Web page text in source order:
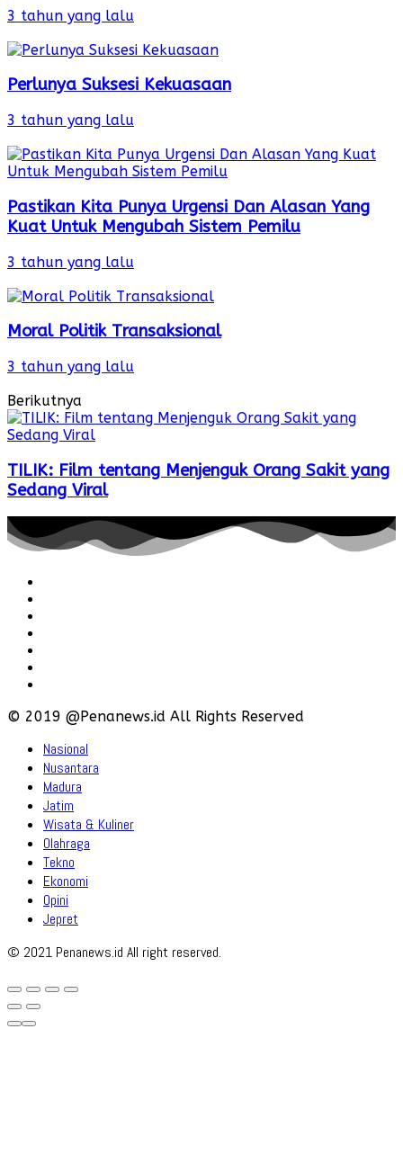
3 tahun yang lalu
Perlunya Suksesi Kekuasaan
3 tahun yang lalu
Pastikan Kita Punya Urgensi Dan Alasan Yang
Kuat Untuk Mengubah Sistem Pemilu
3 tahun yang lalu
Moral Politik Transaksional
3 tahun yang lalu
Berikutnya
TILIK: Film tentang Menjenguk Orang Sakit yang
Sedang Viral
© 2019 @Penanews.id All Rights Reserved
Nasional
Nusantara
Madura
Jatim
Wisata & Kuliner
Olahraga
Tekno
Ekonomi
Opini
Jepret
© 2021 Penanews.id All right reserved.